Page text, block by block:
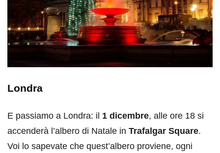
Londra
E passiamo a Londra: il 1 dicembre, alle ore 18 si
accenderà l’albero di Natale in Trafalgar Square.
Voi lo sapevate che quest’albero proviene, ogni